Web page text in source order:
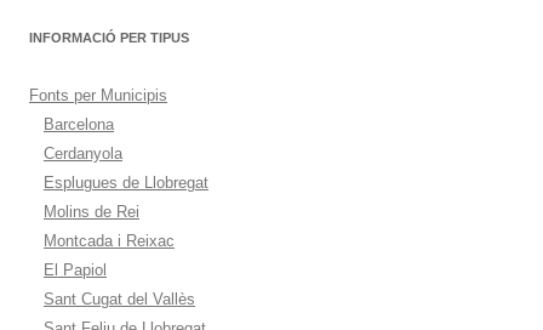
INFORMACIÓ PER TIPUS
Fonts per Municipis
Barcelona
Cerdanyola
Esplugues de Llobregat
Molins de Rei
Montcada i Reixac
El Papiol
Sant Cugat del Vallès